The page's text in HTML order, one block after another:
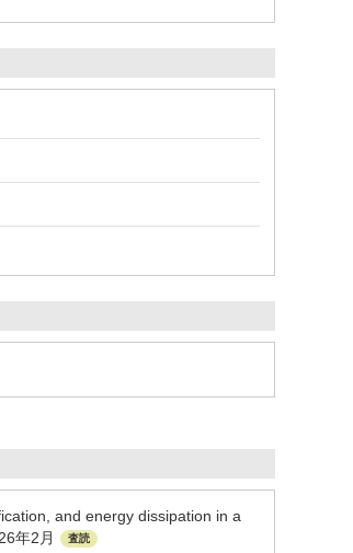
and energy dissipation in a
年2月
査読